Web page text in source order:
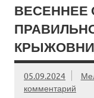
ВЕСЕННЕЕ
05.09.2024
комментарий